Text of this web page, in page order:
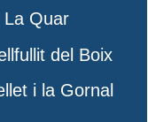
La Quar
del Boix
i la Gornal